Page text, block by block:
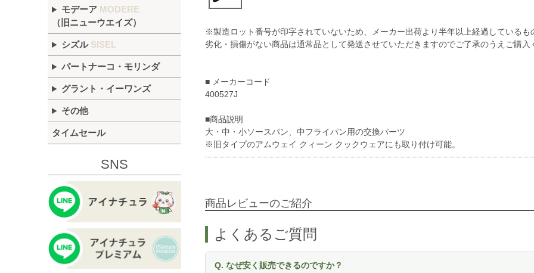
モデーア MODERE
（旧ニューウエイズ）
シズル SISEL
パートナーコ・モリンダ
グラント・イーワンズ
その他
タイムセール
SNS
※製造ロット番号が印字されていないため、メーカー出荷より半年以上経過しているも
劣化・損傷がない商品は通常品として発送させていただきますのでご了承のうえご購入
■ メーカーコード
400527J
■商品説明
大・中・小ソースパン、中フライパン用の交換パーツ
※旧タイプのアムウェイ クィーン クックウェアにも取り付け可能。
商品レビューのご紹介
よくあるご質問
Q. なぜ安く販売できるのですか？